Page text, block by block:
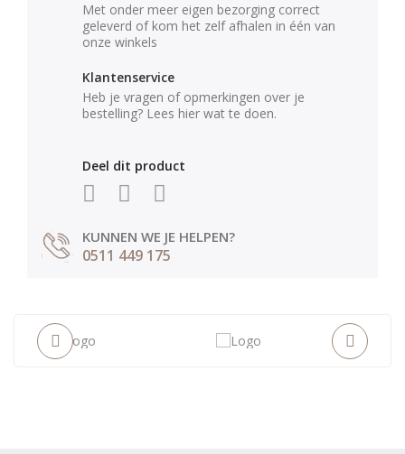
Met onder meer eigen bezorging correct
geleverd of kom het zelf afhalen in één van
onze winkels
Klantenservice
Heb je vragen of opmerkingen over je
bestelling? Lees hier wat te doen.
Deel dit product
KUNNEN WE JE HELPEN?
0511 449 175